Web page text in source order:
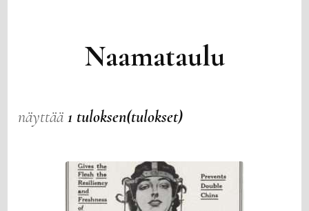
Naamataulu
näyttää1 tuloksen(tulokset)